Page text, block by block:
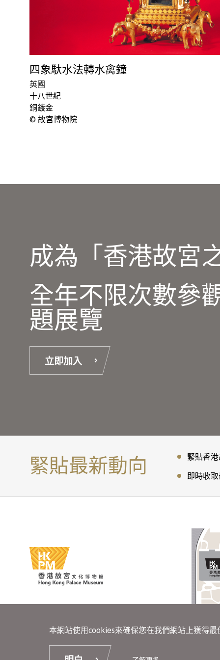
四象馱水法轉水禽鐘
英國
十八世紀
銅鍍金
© 故宮博物院
成為「香港故宮
全年不限次數參
題展覽
立即加入
緊貼最新動向
緊貼香
即時收
本網站使用cookies來確保您在我們網站上獲得最